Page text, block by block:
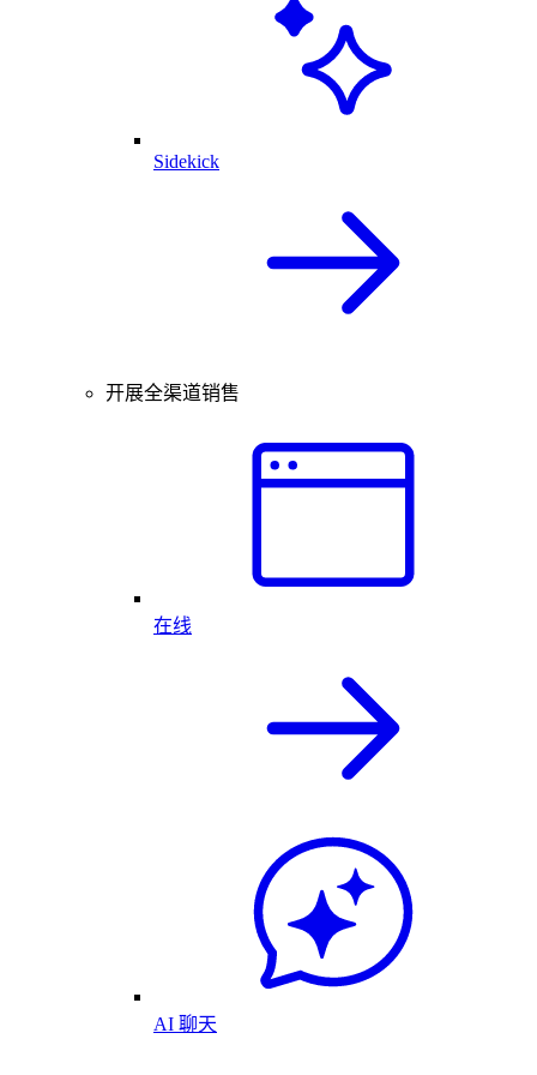
Sidekick
开展全渠道销售
在线
AI 聊天